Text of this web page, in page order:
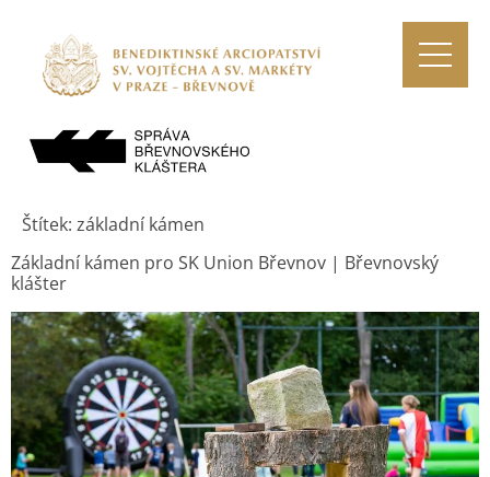
Štítek: základní kámen
Základní kámen pro SK Union Břevnov | Břevnovský
klášter